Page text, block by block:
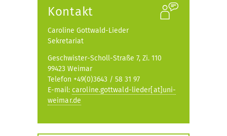
Kontakt
Caroline Gottwald-Lieder
Sekretariat
Geschwister-Scholl-Straße 7, Zi. 110
99423 Weimar
Telefon +49(0)3643 / 58 31 97
E-mail: caroline.gottwald-lieder[at]uni-
weimar.de